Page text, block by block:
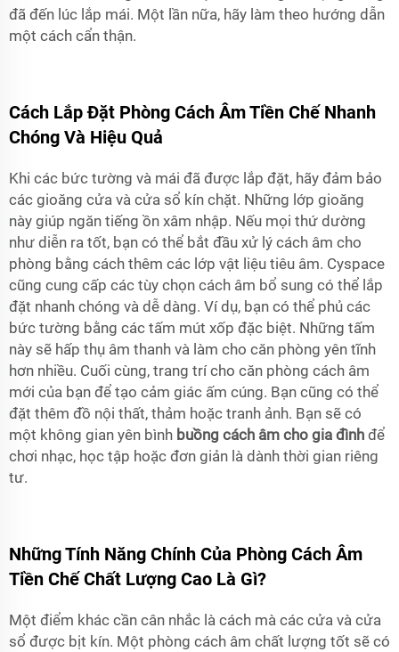
đã đến lúc lắp mái. Một lần nữa, hãy làm theo hướng dẫn
một cách cẩn thận.
Cách Lắp Đặt Phòng Cách Âm Tiền Chế Nhanh
Chóng Và Hiệu Quả
Khi các bức tường và mái đã được lắp đặt, hãy đảm bảo
các gioăng cửa và cửa sổ kín chặt. Những lớp gioăng
này giúp ngăn tiếng ồn xâm nhập. Nếu mọi thứ dường
như diễn ra tốt, bạn có thể bắt đầu xử lý cách âm cho
phòng bằng cách thêm các lớp vật liệu tiêu âm. Cyspace
cũng cung cấp các tùy chọn cách âm bổ sung có thể lắp
đặt nhanh chóng và dễ dàng. Ví dụ, bạn có thể phủ các
bức tường bằng các tấm mút xốp đặc biệt. Những tấm
này sẽ hấp thụ âm thanh và làm cho căn phòng yên tĩnh
hơn nhiều. Cuối cùng, trang trí cho căn phòng cách âm
mới của bạn để tạo cảm giác ấm cúng. Bạn cũng có thể
đặt thêm đồ nội thất, thảm hoặc tranh ảnh. Bạn sẽ có
một không gian yên bình buồng cách âm cho gia đình để
chơi nhạc, học tập hoặc đơn giản là dành thời gian riêng
tư.
Những Tính Năng Chính Của Phòng Cách Âm
Tiền Chế Chất Lượng Cao Là Gì?
Một điểm khác cần cân nhắc là cách mà các cửa và cửa
sổ được bịt kín. Một phòng cách âm chất lượng tốt sẽ có